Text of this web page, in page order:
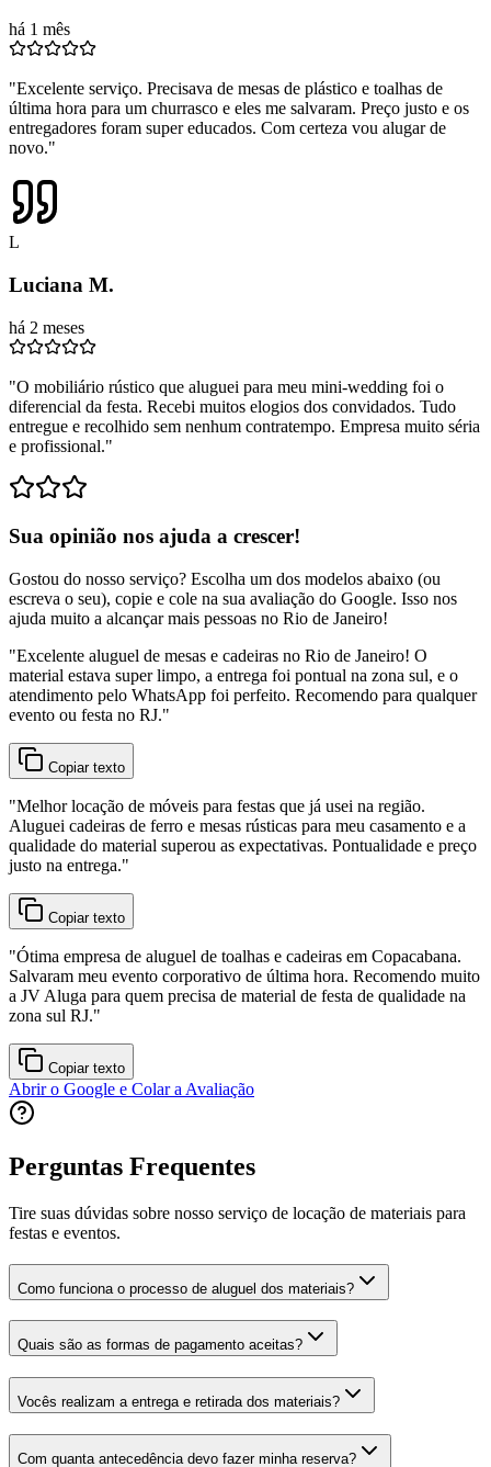
há 1 mês
"Excelente serviço. Precisava de mesas de plástico e toalhas de
última hora para um churrasco e eles me salvaram. Preço justo e os
entregadores foram super educados. Com certeza vou alugar de
novo."
L
Luciana M.
há 2 meses
"O mobiliário rústico que aluguei para meu mini-wedding foi o
diferencial da festa. Recebi muitos elogios dos convidados. Tudo
entregue e recolhido sem nenhum contratempo. Empresa muito séria
e profissional."
Sua opinião nos ajuda a crescer!
Gostou do nosso serviço? Escolha um dos modelos abaixo (ou
escreva o seu), copie e cole na sua avaliação do Google. Isso nos
ajuda muito a alcançar mais pessoas no Rio de Janeiro!
"Excelente aluguel de mesas e cadeiras no Rio de Janeiro! O
material estava super limpo, a entrega foi pontual na zona sul, e o
atendimento pelo WhatsApp foi perfeito. Recomendo para qualquer
evento ou festa no RJ."
Copiar texto
"Melhor locação de móveis para festas que já usei na região.
Aluguei cadeiras de ferro e mesas rústicas para meu casamento e a
qualidade do material superou as expectativas. Pontualidade e preço
justo na entrega."
Copiar texto
"Ótima empresa de aluguel de toalhas e cadeiras em Copacabana.
Salvaram meu evento corporativo de última hora. Recomendo muito
a JV Aluga para quem precisa de material de festa de qualidade na
zona sul RJ."
Copiar texto
Abrir o Google e Colar a Avaliação
Perguntas Frequentes
Tire suas dúvidas sobre nosso serviço de locação de materiais para
festas e eventos.
Como funciona o processo de aluguel dos materiais?
Quais são as formas de pagamento aceitas?
Vocês realizam a entrega e retirada dos materiais?
Com quanta antecedência devo fazer minha reserva?